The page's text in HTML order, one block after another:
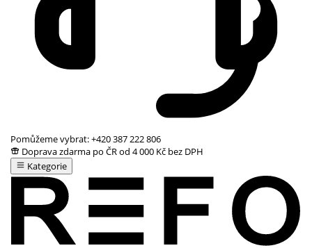
Pomůžeme vybrat:+420 387 222 806
Doprava zdarma po ČR od 4 000 Kč bez DPH
Kategorie